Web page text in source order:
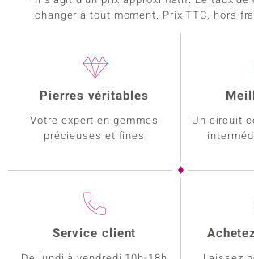
changer à tout moment. Prix TTC, hors
Pierres véritables
Votre expert en gemmes
précieuses et fines
Un circuit
Service client